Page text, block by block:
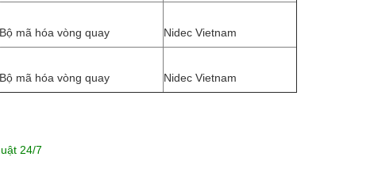
Bộ mã hóa vòng quay Nidec Vietnam
Bộ mã hóa vòng quay Nidec Vietnam
24/7